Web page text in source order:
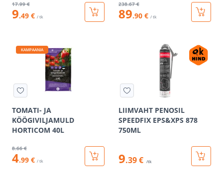
17.99 €
9.49 € / tk
238.67 €
89.90 € / tk
KAMPAANIA
TOMATI- JA
KÖÖGIVILJAMULD
HORTICOM 40L
8.66 €
4.99 € / tk
LIIMVAHT PENOSIL
SPEEDFIX EPS&XPS 878
750ML
9.39 € /tk